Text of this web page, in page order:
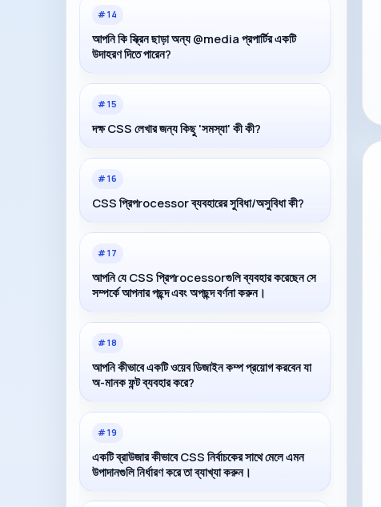
#14
আপনি কি স্ক্রিন ছাড়া অন্য @media প্রপার্টির একটি
উদাহরণ দিতে পারেন?
#15
দক্ষ CSS লেখার জন্য কিছু 'সমস্যা' কী কী?
#16
CSS প্রিপrocessor ব্যবহারের সুবিধা/অসুবিধা কী?
#17
আপনি যে CSS প্রিপrocessorগুলি ব্যবহার করেছেন সে
সম্পর্কে আপনার পছন্দ এবং অপছন্দ বর্ণনা করুন।
#18
আপনি কীভাবে একটি ওয়েব ডিজাইন কম্প প্রয়োগ করবেন যা
অ-মানক ফন্ট ব্যবহার করে?
#19
একটি ব্রাউজার কীভাবে CSS নির্বাচকের সাথে মেলে এমন
উপাদানগুলি নির্ধারণ করে তা ব্যাখ্যা করুন।